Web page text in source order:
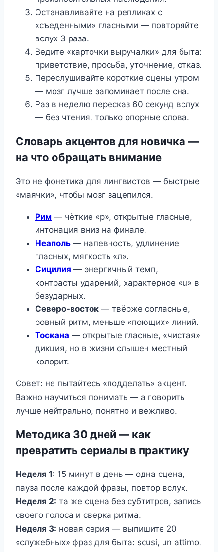
Останавливайте на репликах с
«съеденными» гласными — повторяйте
вслух 3 раза.
Ведите «карточки выручалки» для быта:
приветствие, просьба, уточнение, отказ.
Переслушивайте короткие сцены утром
— мозг лучше запоминает после сна.
Раз в неделю пересказ 60 секунд вслух
— без чтения, только опорные слова.
Словарь акцентов для новичка —
на что обращать внимание
Это не фонетика для лингвистов — быстрые
«маячки», чтобы мозг зацепился.
Рим — чёткие «р», открытые гласные,
интонация вниз на финале.
Неаполь — напевность, удлинение
гласных, мягкость «л».
Сицилия — энергичный темп,
контрасты ударений, характерное «u» в
безударных.
Северо-восток — твёрже согласные,
ровный ритм, меньше «поющих» линий.
Тоскана — открытые гласные, «чистая»
дикция, но в жизни слышен местный
колорит.
Совет: не пытайтесь «подделать» акцент.
Важно научиться понимать — а говорить
лучше нейтрально, понятно и вежливо.
Методика 30 дней — как
превратить сериалы в практику
Неделя 1: 15 минут в день — одна сцена,
пауза после каждой фразы, повтор вслух.
Неделя 2: та же сцена без субтитров, запись
своего голоса и сверка ритма.
Неделя 3: новая серия — выпишите 20
«служебных» фраз для быта: scusi, un attimo,